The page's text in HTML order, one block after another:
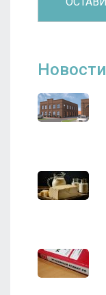
Новости